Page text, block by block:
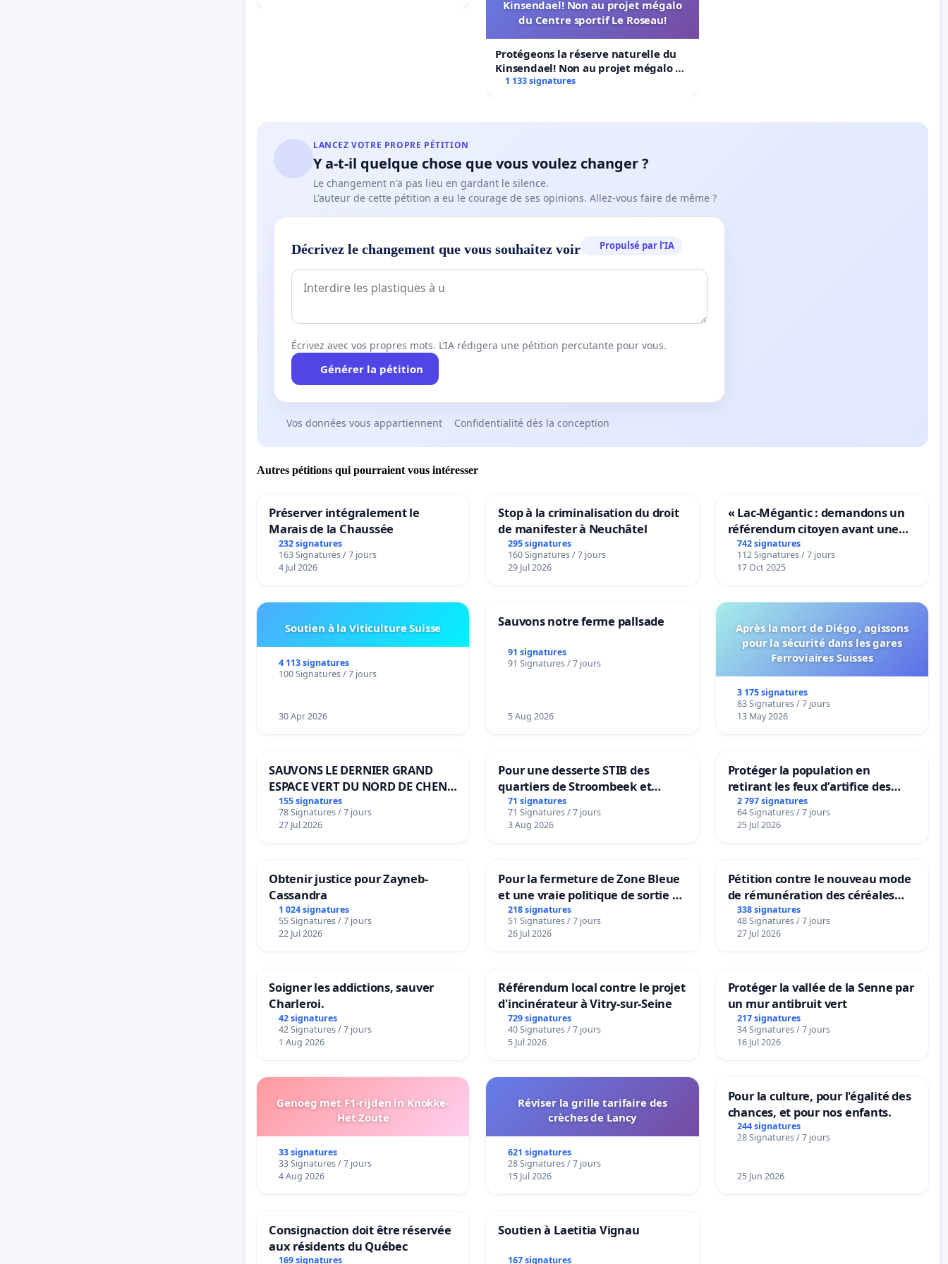
pétition afin de soutenir la suppression exceptionnelle des
examens de juin à l'Athénée Royal Les Marlaires.
Kinsendael! Non au projet mégalo
du Centre sportif Le Roseau!
Protégeons la réserve naturelle du
Kinsendael! Non au projet mégalo du
Centre sportif Le Roseau!
1 133 signatures
LANCEZ VOTRE PROPRE PÉTITION
Y a-t-il quelque chose que vous voulez changer ?
Le changement n'a pas lieu en gardant le silence.
L'auteur de cette pétition a eu le courage de ses opinions. Allez-vous faire de même ?
Décrivez le changement que vous souhaitez voir Propulsé par l’IA
Écrivez avec vos propres mots. L’IA rédigera une pétition percutante pour vous.
Générer la pétition
Vos données vous appartiennent Confidentialité dès la conception
Autres pétitions qui pourraient vous intéresser
Préserver intégralement le
Marais de la Chaussée
232 signatures
163 Signatures / 7 jours
4 Jul 2026
Stop à la criminalisation du droit
de manifester à Neuchâtel
295 signatures
160 Signatures / 7 jours
29 Jul 2026
« Lac-Mégantic : demandons un
référendum citoyen avant une
transformation irréversible de
notre territoire »
742 signatures
112 Signatures / 7 jours
17 Oct 2025
Soutien à la Viticulture Suisse
4 113 signatures
100 Signatures / 7 jours
30 Apr 2026
Sauvons notre ferme pallsade
91 signatures
91 Signatures / 7 jours
5 Aug 2026
Après la mort de Diégo , agissons
pour la sécurité dans les gares
Ferroviaires Suisses
3 175 signatures
83 Signatures / 7 jours
13 May 2026
SAUVONS LE DERNIER GRAND
ESPACE VERT DU NORD DE CHENE-
BOUGERIES
155 signatures
78 Signatures / 7 jours
27 Jul 2026
Pour une desserte STIB des
quartiers de Stroombeek et
Beauval - Voor een MIVB-
bediening van de wijken
Strombeek en Het Voor
71 signatures
71 Signatures / 7 jours
3 Aug 2026
Protéger la population en
retirant les feux d’artifice des
rayons
2 797 signatures
64 Signatures / 7 jours
25 Jul 2026
Obtenir justice pour Zayneb-
Cassandra
1 024 signatures
55 Signatures / 7 jours
22 Jul 2026
Pour la fermeture de Zone Bleue
et une vraie politique de sortie de
la dépendance
218 signatures
51 Signatures / 7 jours
26 Jul 2026
Pétition contre le nouveau mode
de rémunération des céréales
panifiables de Swiss granum basé
sur la teneur en protéines
338 signatures
48 Signatures / 7 jours
27 Jul 2026
Soigner les addictions, sauver
Charleroi.
42 signatures
42 Signatures / 7 jours
1 Aug 2026
Référendum local contre le projet
d'incinérateur à Vitry-sur-Seine
729 signatures
40 Signatures / 7 jours
5 Jul 2026
Protéger la vallée de la Senne par
un mur antibruit vert
217 signatures
34 Signatures / 7 jours
16 Jul 2026
Genoeg met F1-rijden in Knokke-
Het Zoute
33 signatures
33 Signatures / 7 jours
4 Aug 2026
Réviser la grille tarifaire des
crèches de Lancy
621 signatures
28 Signatures / 7 jours
15 Jul 2026
Pour la culture, pour l'égalité des
chances, et pour nos enfants.
244 signatures
28 Signatures / 7 jours
25 Jun 2026
Consignaction doit être réservée
aux résidents du Québec
169 signatures
Soutien à Laetitia Vignau
167 signatures